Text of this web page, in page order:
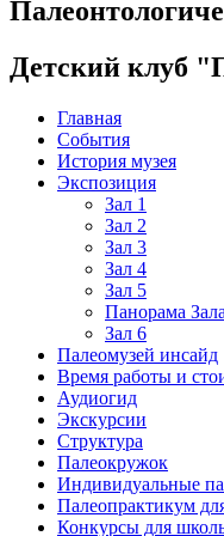
Детский клуб
Главная
События
История музея
Экспозиция
Зал 1
Зал 2
Зал 3
Зал 4
Зал 5
Панорама
Зал 6
Палеомузей инсайд
Время работы и
Аудиогид
Экскурсии
Структура
Палеокружок
Индивидуальные
Палеопрактикум
Конкурсы для